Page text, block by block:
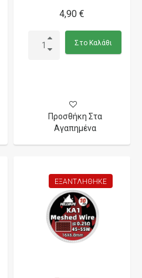
4,90 €
Στο Καλάθι
Προσθήκη Στα
Αγαπημένα
ΕΞΑΝΤΛΉΘΗΚΕ